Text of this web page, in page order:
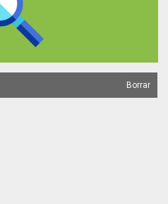
Borrar